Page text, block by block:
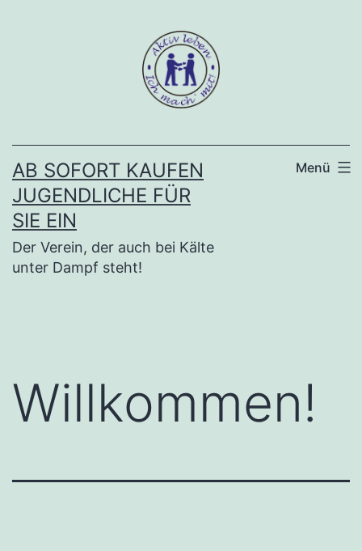
AB SOFORT KAUFEN
JUGENDLICHE FÜR
SIE EIN
Der Verein, der auch bei Kälte
unter Dampf steht!
Menü
Willkommen!